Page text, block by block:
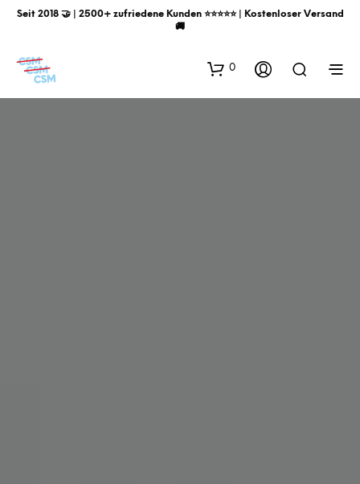
Seit 2018 🤝 | 2500+ zufriedene Kunden ⭐️⭐️⭐️⭐️⭐️ | Kostenloser Versand
🚚
0